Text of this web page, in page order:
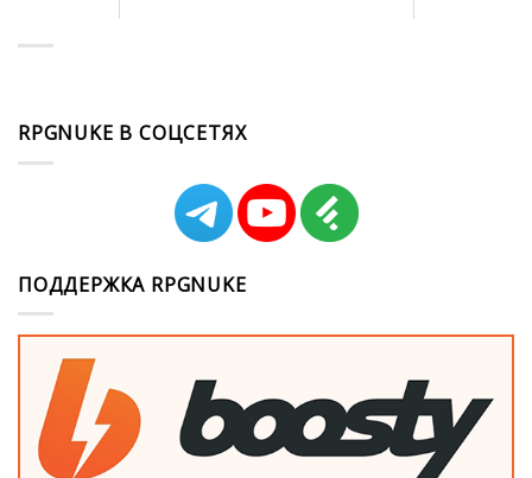
RPGNUKE В СОЦСЕТЯХ
ПОДДЕРЖКА RPGNUKE